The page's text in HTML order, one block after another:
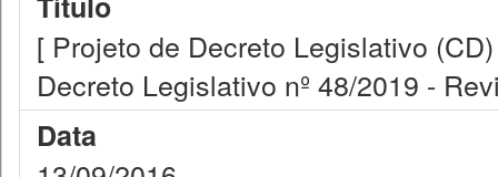
[ Projeto de Decreto Legislativo
Decreto Legislativo nº 48/2019 -
Data